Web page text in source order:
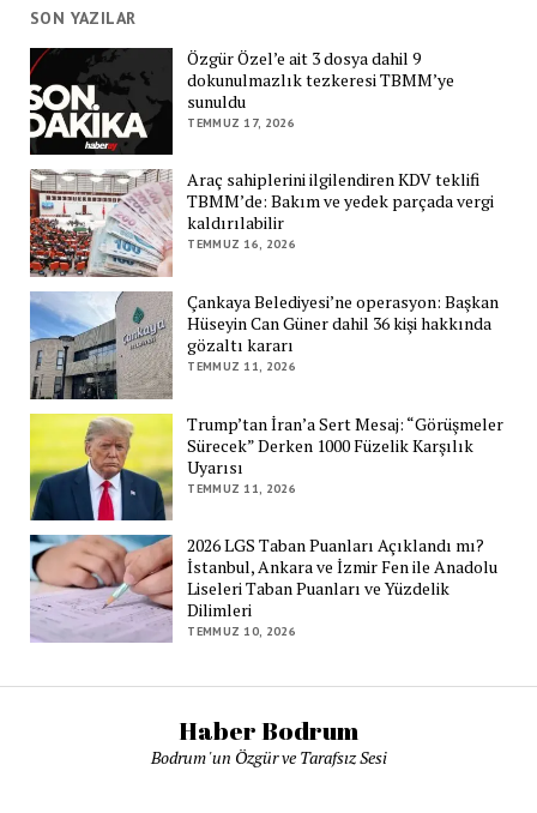
SON YAZILAR
Özgür Özel’e ait 3 dosya dahil 9
dokunulmazlık tezkeresi TBMM’ye
sunuldu
TEMMUZ 17, 2026
Araç sahiplerini ilgilendiren KDV teklifi
TBMM’de: Bakım ve yedek parçada vergi
kaldırılabilir
TEMMUZ 16, 2026
Çankaya Belediyesi’ne operasyon: Başkan
Hüseyin Can Güner dahil 36 kişi hakkında
gözaltı kararı
TEMMUZ 11, 2026
Trump’tan İran’a Sert Mesaj: “Görüşmeler
Sürecek” Derken 1000 Füzelik Karşılık
Uyarısı
TEMMUZ 11, 2026
2026 LGS Taban Puanları Açıklandı mı?
İstanbul, Ankara ve İzmir Fen ile Anadolu
Liseleri Taban Puanları ve Yüzdelik
Dilimleri
TEMMUZ 10, 2026
Haber Bodrum
Bodrum 'un Özgür ve Tarafsız Sesi